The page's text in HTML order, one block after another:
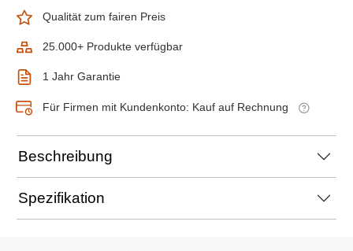
Qualität zum fairen Preis
25.000+ Produkte verfügbar
1 Jahr Garantie
Für Firmen mit Kundenkonto: Kauf auf Rechnung
Beschreibung
Spezifikation